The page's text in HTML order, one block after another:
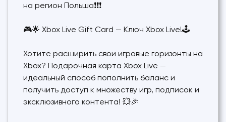
на регион Польша❗❗❗
🎮🌟 Xbox Live Gift Card — Ключ Xbox Live!🕹️
Хотите расширить свои игровые горизонты на
Xbox? Подарочная карта Xbox Live —
идеальный способ пополнить баланс и
получить доступ к множеству игр, подписок и
эксклюзивного контента! 💥🎉